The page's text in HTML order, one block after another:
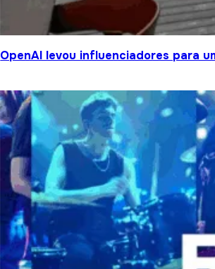
OpenAI levou influenciadores para